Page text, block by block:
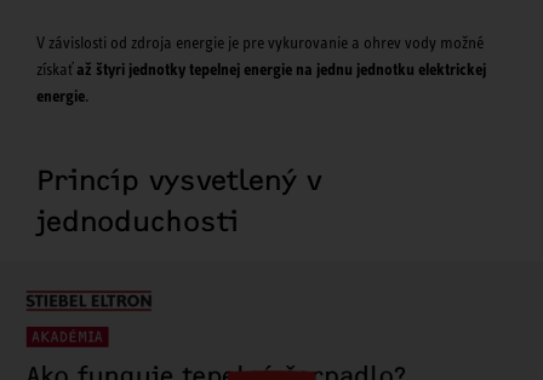
V závislosti od zdroja energie je pre vykurovanie a ohrev vody možné
získaťaž štyri jednotky tepelnej energie na jednu jednotku elektrickej
energie.
Princíp vysvetlený v
jednoduchosti